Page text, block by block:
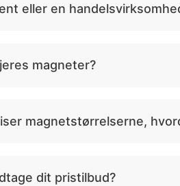
eller en
magneter?
magnetstørrelserne,
dit pristilbud?